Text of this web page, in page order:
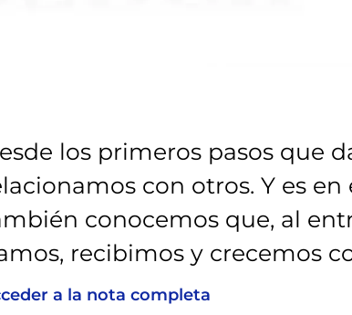
los primeros pasos que
con otros. Y es
conocemos que, al
recibimos y crecemos
a la nota completa